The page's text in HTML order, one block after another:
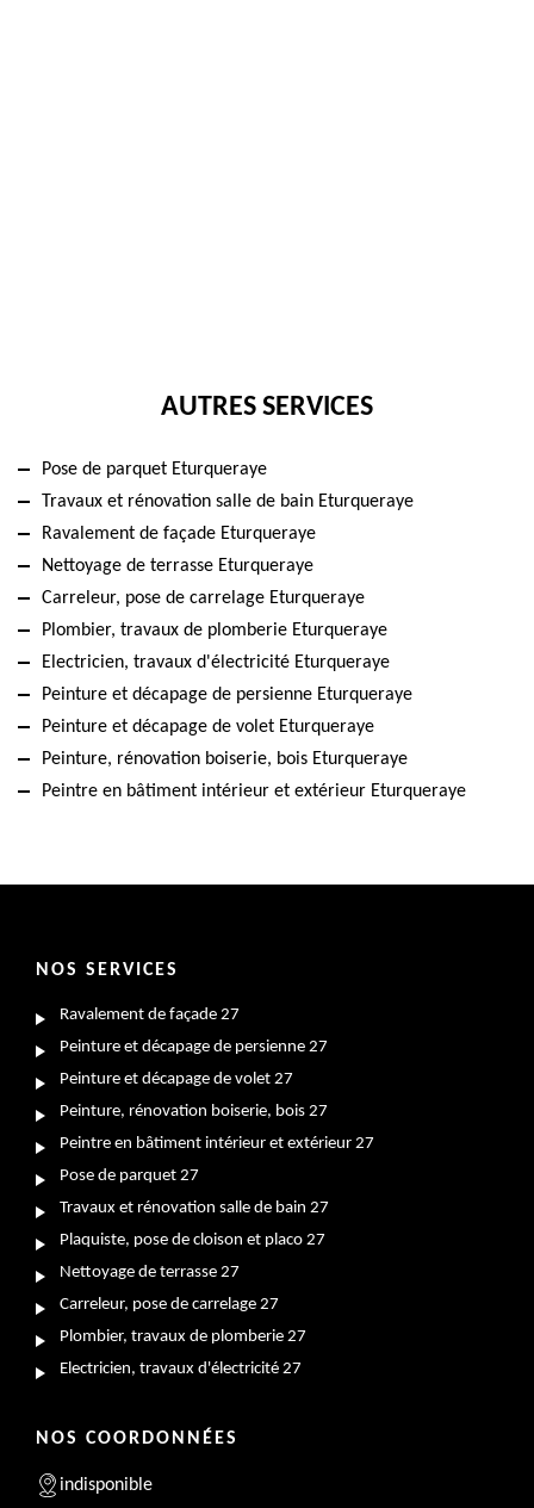
AUTRES SERVICES
Pose de parquet Eturqueraye
Travaux et rénovation salle de bain Eturqueraye
Ravalement de façade Eturqueraye
Nettoyage de terrasse Eturqueraye
Carreleur, pose de carrelage Eturqueraye
Plombier, travaux de plomberie Eturqueraye
Electricien, travaux d'électricité Eturqueraye
Peinture et décapage de persienne Eturqueraye
Peinture et décapage de volet Eturqueraye
Peinture, rénovation boiserie, bois Eturqueraye
Peintre en bâtiment intérieur et extérieur Eturqueraye
NOS SERVICES
Ravalement de façade 27
Peinture et décapage de persienne 27
Peinture et décapage de volet 27
Peinture, rénovation boiserie, bois 27
Peintre en bâtiment intérieur et extérieur 27
Pose de parquet 27
Travaux et rénovation salle de bain 27
Plaquiste, pose de cloison et placo 27
Nettoyage de terrasse 27
Carreleur, pose de carrelage 27
Plombier, travaux de plomberie 27
Electricien, travaux d'électricité 27
NOS COORDONNÉES
indisponible